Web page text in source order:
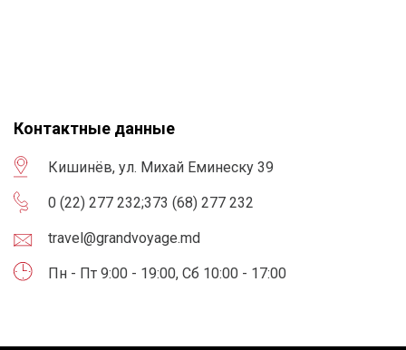
Контактные данные
Кишинёв, ул. Михай Еминеску 39
0 (22) 277 232;373 (68) 277 232
travel@grandvoyage.md
Пн - Пт 9:00 - 19:00, Сб 10:00 - 17:00